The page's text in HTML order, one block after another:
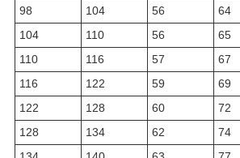
98
104 56 64
104
110 56 65
110
116 57 67
116
122 59 69
122
128 60 72
128
134 62 74